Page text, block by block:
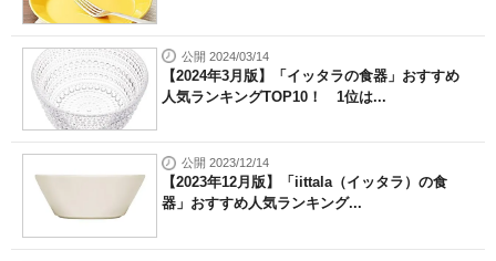
公開 2024/03/14
【2024年3月版】「イッタラの食器」おすすめ
人気ランキングTOP10！ 1位は...
公開 2023/12/14
【2023年12月版】「iittala（イッタラ）の食
器」おすすめ人気ランキング...